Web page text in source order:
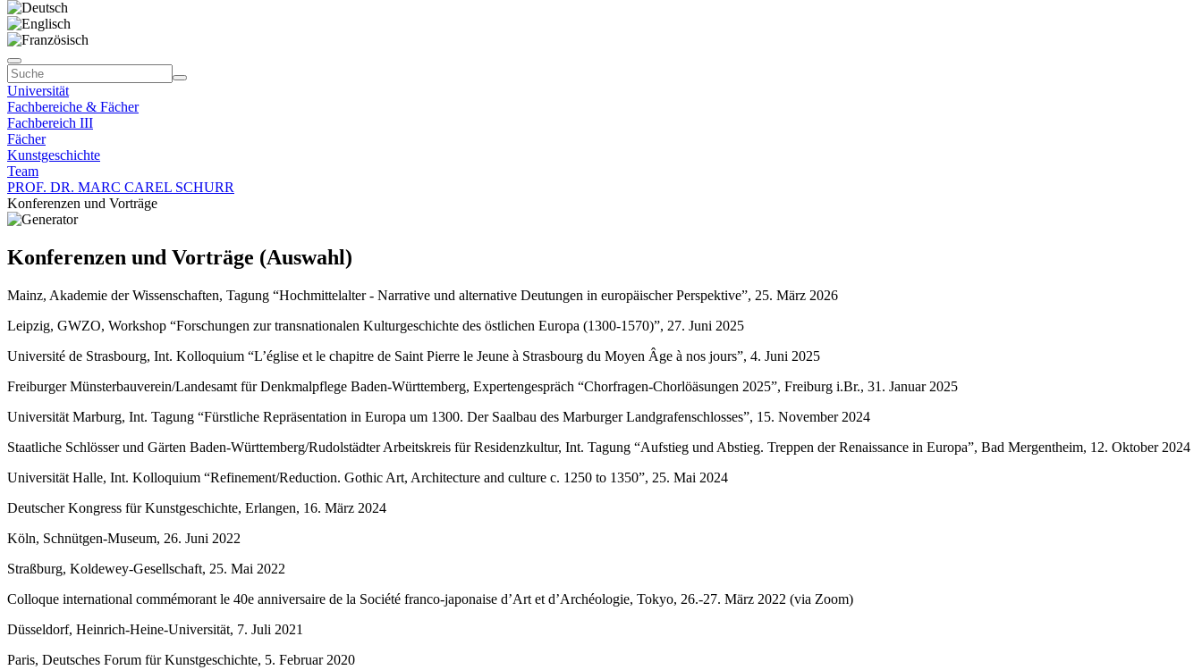
Universität
Fachbereiche & Fächer
Fachbereich III
Fächer
Kunstgeschichte
Team
PROF. DR. MARC CAREL SCHURR
Konferenzen und Vorträge
Konferenzen und Vorträge (Auswahl)
Mainz, Akademie der Wissenschaften, Tagung “Hochmittelalter - Narrative und alternative Deutungen in europäischer Perspektive”, 25. März 2026
Leipzig, GWZO, Workshop “Forschungen zur transnationalen Kulturgeschichte des östlichen Europa (1300-1570)”, 27. Juni 2025
Université de Strasbourg, Int. Kolloquium “L’église et le chapitre de Saint Pierre le Jeune à Strasbourg du Moyen Âge à nos jours”, 4. Juni 2025
Freiburger Münsterbauverein/Landesamt für Denkmalpflege Baden-Württemberg, Expertengespräch “Chorfragen-Chorlöäsungen 2025”, Freiburg i.Br., 31. Januar 2025
Universität Marburg, Int. Tagung “Fürstliche Repräsentation in Europa um 1300. Der Saalbau des Marburger Landgrafenschlosses”, 15. November 2024
Staatliche Schlösser und Gärten Baden-Württemberg/Rudolstädter Arbeitskreis für Residenzkultur, Int. Tagung “Aufstieg und Abstieg. Treppen der Renaissance in Europa”, Bad Mergentheim, 12. Oktober 2024
Universität Halle, Int. Kolloquium “Refinement/Reduction. Gothic Art, Architecture and culture c. 1250 to 1350”, 25. Mai 2024
Deutscher Kongress für Kunstgeschichte, Erlangen, 16. März 2024
Köln, Schnütgen-Museum, 26. Juni 2022
Straßburg, Koldewey-Gesellschaft, 25. Mai 2022
Colloque international commémorant le 40e anniversaire de la Société franco-japonaise d’Art et d’Archéologie, Tokyo, 26.-27. März 2022 (via Zoom)
Düsseldorf, Heinrich-Heine-Universität, 7. Juli 2021
Paris, Deutsches Forum für Kunstgeschichte, 5. Februar 2020